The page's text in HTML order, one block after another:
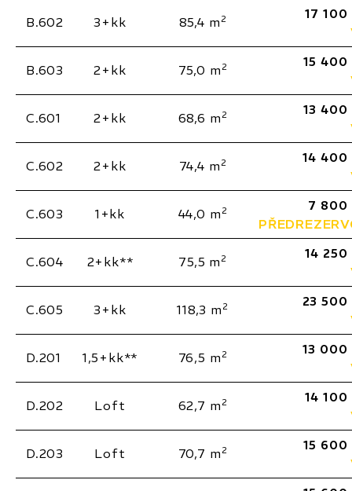
B.602 3+kk 85,4 m 2
17
B.603 2+kk 75,0 m 2
15
C.601 2+kk 68,6 m 2
13
C.602 2+kk 74,4 m 2
14 400
C.603 1+kk 44,0 m 2
7 800
C.604 2+kk** 75,5 m 2
14
C.605 3+kk 118,3 m 2
23
D.201 1,5+kk** 76,5 m 2
13 000
D.202 Loft 62,7 m 2
14
D.203 Loft 70,7 m 2
15